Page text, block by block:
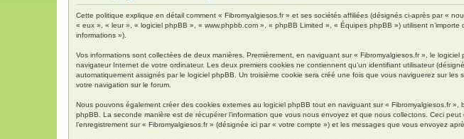
Cette politique explique en détail comment « Fibromyalgiesos.fr » et ses sociétés affiliées (désignés ci-après par «
« eux », « leur », « logiciel phpBB », « www.phpbb.com », « phpBB Limited », « Équipes phpBB ») utilisent
informations »).
Vos informations sont collectées de deux manières. Premièrement, en naviguant sur « Fibromyalgiesos.fr », le
navigateur Internet de votre ordinateur. Les deux premiers cookies ne contiennent qu’un identifiant utilisateur
automatiquement assignés par le logiciel phpBB. Un troisième cookie sera créé une fois que vous naviguerez sur
votre navigation sur le forum.
Nous pouvons également créer des cookies externes au logiciel phpBB tout en naviguant sur « Fibromyalgiesos.fr
phpBB. La seconde manière est de récupérer l’information que vous nous envoyez et que nous collectons. Ceci
l’enregistrement sur « Fibromyalgiesos.fr » (désignée ici par « votre compte ») et les messages que vous envoyez